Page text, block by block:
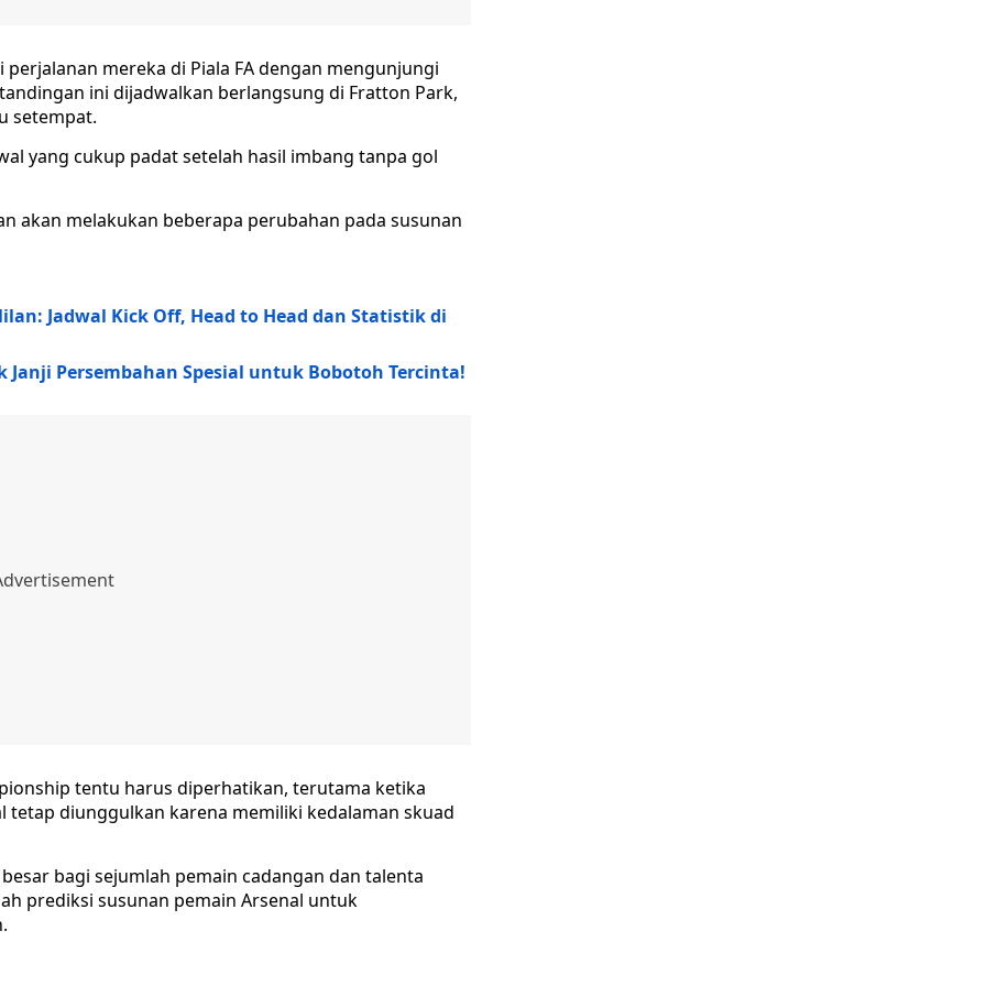
mereka di Piala FA dengan mengunjungi
ini dijadwalkan berlangsung di Fratton Park,
setempat.
yang cukup padat setelah hasil imbang tanpa gol
akan melakukan beberapa perubahan pada susunan
Jadwal Kick Off, Head to Head dan Statistik di
Janji Persembahan Spesial untuk Bobotoh Tercinta!
tentu harus diperhatikan, terutama ketika
tetap diunggulkan karena memiliki kedalaman skuad
bagi sejumlah pemain cadangan dan talenta
prediksi susunan pemain Arsenal untuk